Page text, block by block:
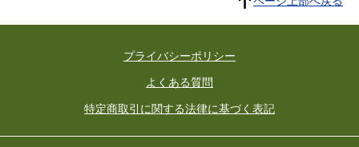
プライバシーポリシー
よくある質問
特定商取引に関する法律に基づく表記